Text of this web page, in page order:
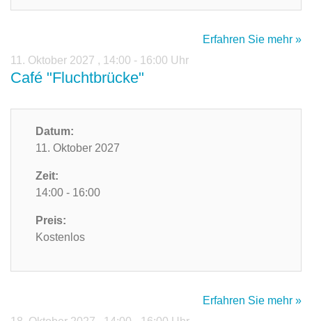
Erfahren Sie mehr »
11. Oktober 2027 , 14:00 - 16:00 Uhr
Café "Fluchtbrücke"
Datum:
11. Oktober 2027
Zeit:
14:00 - 16:00
Preis:
Kostenlos
Erfahren Sie mehr »